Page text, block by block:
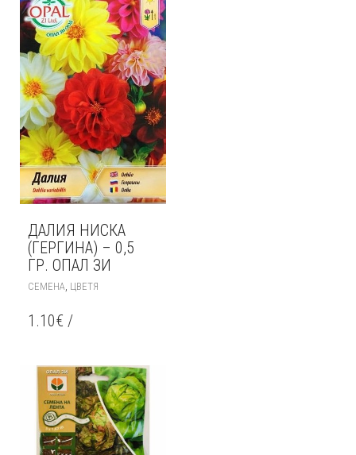
ДАЛИЯ НИСКА
(ГЕРГИНА) – 0,5
ГР. ОПАЛ ЗИ
СЕМЕНА, ЦВЕТЯ
1.10€ /